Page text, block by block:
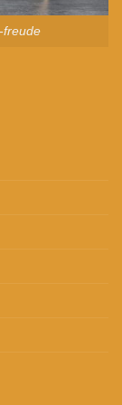
freude